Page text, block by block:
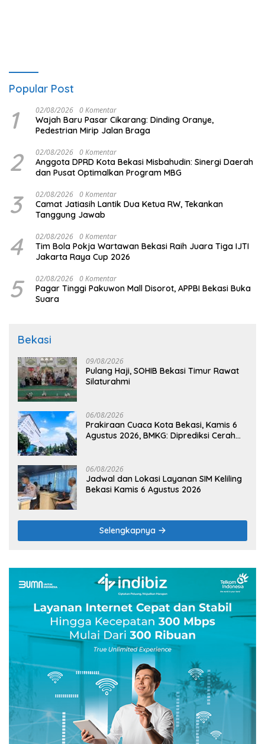
Popular Post
1 02/08/2026 0 Komentar
Wajah Baru Pasar Cikarang: Dinding Oranye,
Pedestrian Mirip Jalan Braga
2 02/08/2026 0 Komentar
Anggota DPRD Kota Bekasi Misbahudin: Sinergi Daerah
dan Pusat Optimalkan Program MBG
3 02/08/2026 0 Komentar
Camat Jatiasih Lantik Dua Ketua RW, Tekankan
Tanggung Jawab
4 02/08/2026 0 Komentar
Tim Bola Pokja Wartawan Bekasi Raih Juara Tiga IJTI
Jakarta Raya Cup 2026
5 02/08/2026 0 Komentar
Pagar Tinggi Pakuwon Mall Disorot, APPBI Bekasi Buka
Suara
Bekasi
09/08/2026
Pulang Haji, SOHIB Bekasi Timur Rawat
Silaturahmi
06/08/2026
Prakiraan Cuaca Kota Bekasi, Kamis 6
Agustus 2026, BMKG: Diprediksi Cerah
06/08/2026
Jadwal dan Lokasi Layanan SIM Keliling
Bekasi Kamis 6 Agustus 2026
Selengkapnya